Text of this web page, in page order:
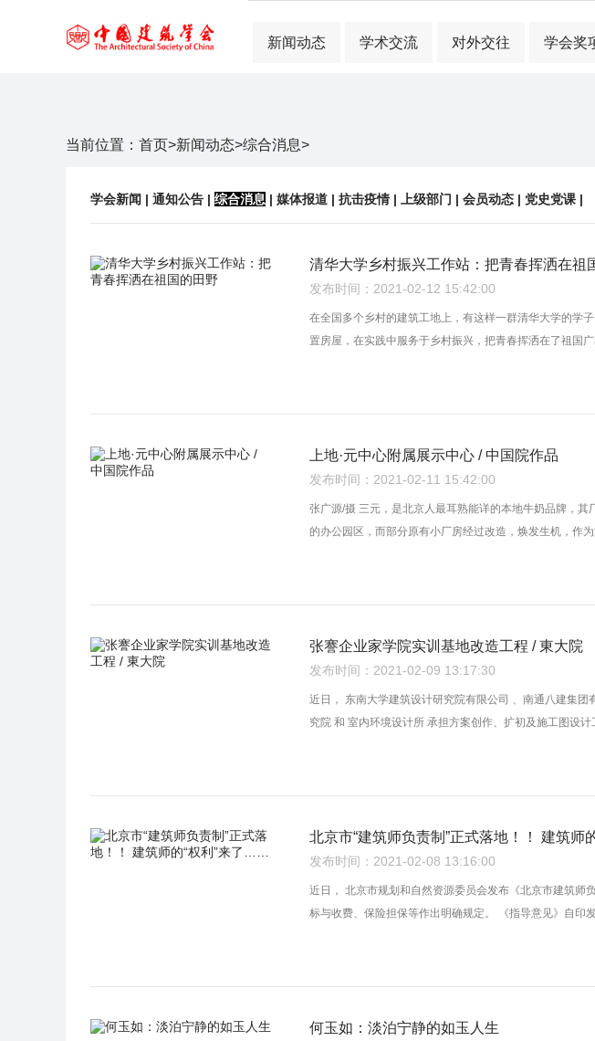
新闻动态 学术交流 对外交往 学会奖
当前位置： 首页>新闻动态>综合消息>
学会新闻 | 通知公告 | 综合消息 | 媒体报道 | 抗击疫情| 上级部门 | 会员动态 | 党史党课 |
清华大学乡村振兴工作站：把青春挥洒在祖
发布时间：2021-02-12 15:42:00
在全国多个乡村的建筑工地上，有这样一群清华大学的学
置房屋，在实践中服务于乡村振兴，把青春挥洒在了祖国
上地·元中心附属展示中心 / 中国院作品
发布时间：2021-02-11 15:42:00
张广源/摄 三元，是北京人最耳熟能详的本地牛奶品牌，
的办公园区，而部分原有小厂房经过改造，焕发生机，作
张謇企业家学院实训基地改造工程 / 東大院
发布时间：2021-02-09 13:17:30
近日， 东南大学建筑设计研究院有限公司 、南通八建集
究院 和 室内环境设计所 承担方案创作、扩初及施工图设
北京市“建筑师负责制”正式落地！！ 建筑师
发布时间：2021-02-08 13:16:00
近日， 北京市规划和自然资源委员会发布《北京市建筑师
标与收费、保险担保等作出明确规定。 《指导意见》自印
何玉如：淡泊宁静的如玉人生